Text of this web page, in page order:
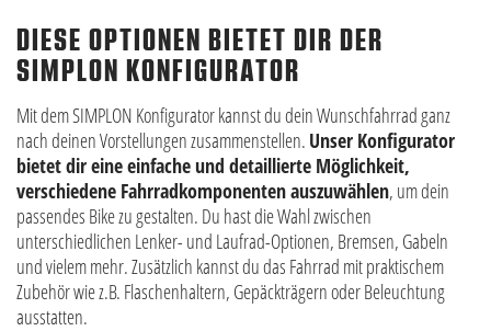
DIESE OPTIONEN BIETET DIR DER
SIMPLON KONFIGURATOR
Mit dem SIMPLON Konfigurator kannst du dein Wunschfahrrad ganz
nach deinen Vorstellungen zusammenstellen. Unser Konfigurator
bietet dir eine einfache und detaillierte Möglichkeit,
verschiedene Fahrradkomponenten auszuwählen, um dein
passendes Bike zu gestalten. Du hast die Wahl zwischen
unterschiedlichen Lenker- und Laufrad-Optionen, Bremsen, Gabeln
und vielem mehr. Zusätzlich kannst du das Fahrrad mit praktischem
Zubehör wie z.B. Flaschenhaltern, Gepäckträgern oder Beleuchtung
ausstatten.